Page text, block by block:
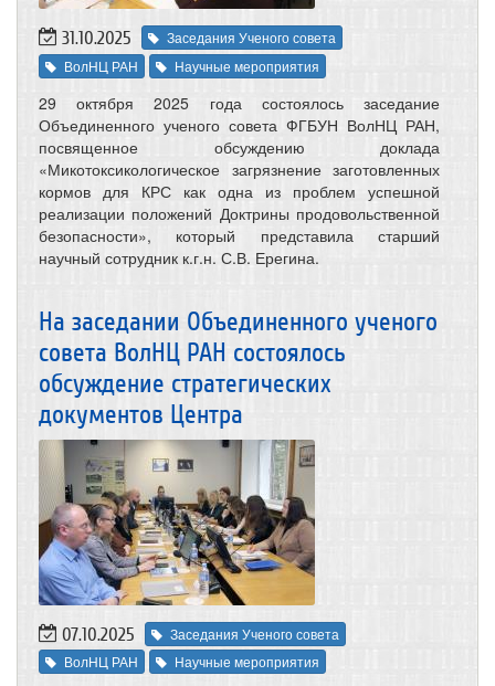
31.10.2025
Заседания Ученого совета
ВолНЦ РАН
Научные мероприятия
29 октября 2025 года состоялось заседание
Объединенного ученого совета ФГБУН ВолНЦ РАН,
посвященное обсуждению доклада
«Микотоксикологическое загрязнение заготовленных
кормов для КРС как одна из проблем успешной
реализации положений Доктрины продовольственной
безопасности», который представила старший
научный сотрудник к.г.н. С.В. Ерегина.
На заседании Объединенного ученого
совета ВолНЦ РАН состоялось
обсуждение стратегических
документов Центра
07.10.2025
Заседания Ученого совета
ВолНЦ РАН
Научные мероприятия